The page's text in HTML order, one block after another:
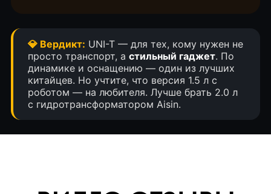
💎 Вердикт: UNI-T — для тех, кому нужен не
просто транспорт, а стильный гаджет. По
динамике и оснащению — один из лучших
китайцев. Но учтите, что версия 1.5 л с
роботом — на любителя. Лучше брать 2.0 л
с гидротрансформатором Aisin.